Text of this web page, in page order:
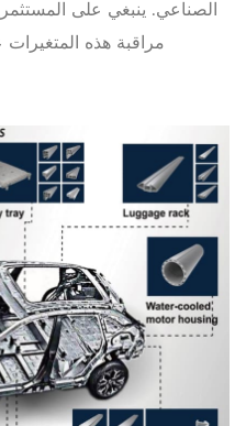
الصناعي. ينبغي على
مراقبة هذه